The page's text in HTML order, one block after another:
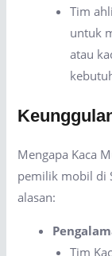
Tim
untuk
atau
Mengapa Kaca
pemilik mobil di
alasan:
Tim